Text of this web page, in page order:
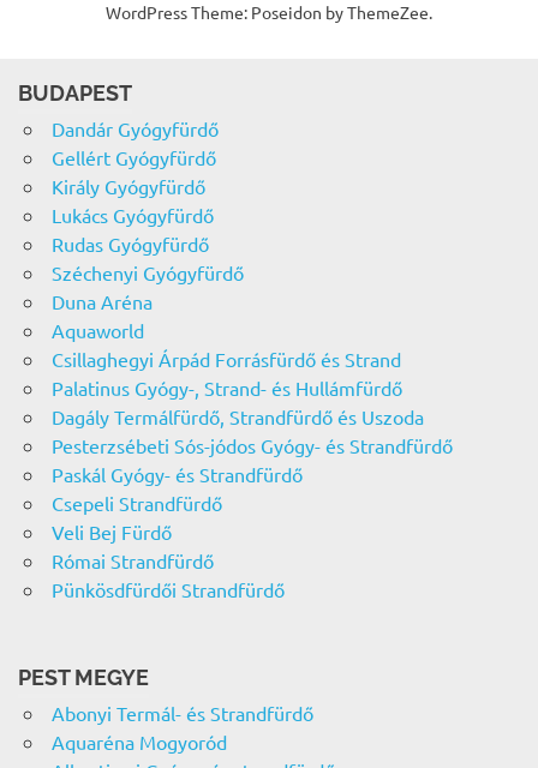
WordPress Theme: Poseidon by ThemeZee.
BUDAPEST
Dandár Gyógyfürdő
Gellért Gyógyfürdő
Király Gyógyfürdő
Lukács Gyógyfürdő
Rudas Gyógyfürdő
Széchenyi Gyógyfürdő
Duna Aréna
Aquaworld
Csillaghegyi Árpád Forrásfürdő és Strand
Palatinus Gyógy-, Strand- és Hullámfürdő
Dagály Termálfürdő, Strandfürdő és Uszoda
Pesterzsébeti Sós-jódos Gyógy- és Strandfürdő
Paskál Gyógy- és Strandfürdő
Csepeli Strandfürdő
Veli Bej Fürdő
Római Strandfürdő
Pünkösdfürdői Strandfürdő
PEST MEGYE
Abonyi Termál- és Strandfürdő
Aquaréna Mogyoród